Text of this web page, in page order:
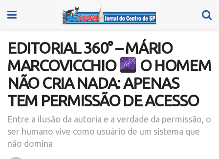
EDITORIAL 360° – MÁRIO
MARCOVICCHIO
O HOMEM
NÃO CRIA NADA: APENAS
TEM PERMISSÃO DE ACESSO
Entre a ilusão da autoria e a verdade da permissão, o
ser humano vive como usuário de um sistema que
não domina